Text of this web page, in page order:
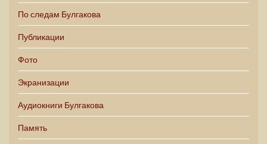
По следам Булгакова
Публикации
Фото
Экранизации
Аудиокниги Булгакова
Память